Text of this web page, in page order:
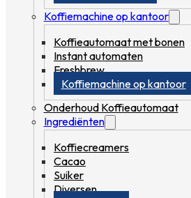
Koffiemachine op kantoor
Koffieautomaat met bonen
Instant automaten
Freshbrew
Koffiemachine op kantoor
Onderhoud Koffieautomaat
Ingrediënten
Koffiecreamers
Cacao
Suiker
Diversen